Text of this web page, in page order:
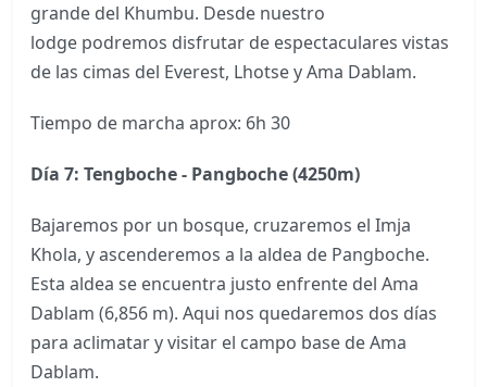
grande del Khumbu. Desde nuestro
lodge podremos disfrutar de espectaculares vistas
de las cimas del Everest, Lhotse y Ama Dablam.
Tiempo de marcha aprox: 6h 30
Día 7: Tengboche - Pangboche (4250m)
Bajaremos por un bosque, cruzaremos el Imja
Khola, y ascenderemos a la aldea de Pangboche.
Esta aldea se encuentra justo enfrente del Ama
Dablam (6,856 m). Aqui nos quedaremos dos días
para aclimatar y visitar el campo base de Ama
Dablam.